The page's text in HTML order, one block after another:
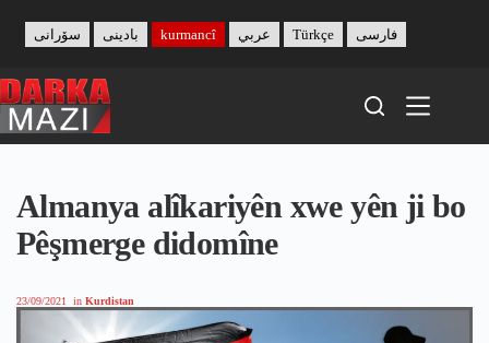
content
بادینی سۆرانی kurmancî عربي Türkçe فارسی
Almanya alîkariyên xwe yên ji bo
Pêşmerge didomîne
23/09/2021 in Kurdistan